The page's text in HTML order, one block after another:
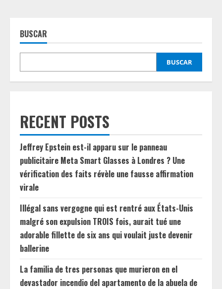
BUSCAR
BUSCAR
RECENT POSTS
Jeffrey Epstein est-il apparu sur le panneau
publicitaire Meta Smart Glasses à Londres ? Une
vérification des faits révèle une fausse affirmation
virale
Illégal sans vergogne qui est rentré aux États-Unis
malgré son expulsion TROIS fois, aurait tué une
adorable fillette de six ans qui voulait juste devenir
ballerine
La familia de tres personas que murieron en el
devastador incendio del apartamento de la abuela de